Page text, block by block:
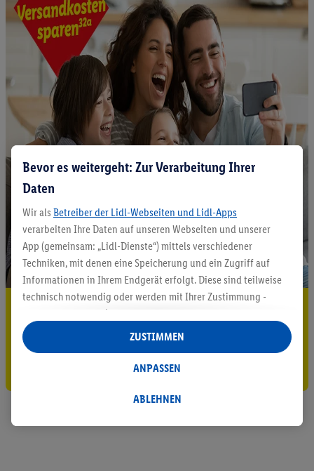
5.95 € Versand sparen³²ᵃ
Jetzt zum Newsletter anmelden
Gutschein sichern!
Bevor es weitergeht: Zur Verarbeitung Ihrer
Daten
Wir als Betreiber der Lidl-Webseiten und Lidl-Apps
verarbeiten Ihre Daten auf unseren Webseiten und unserer
App (gemeinsam: „Lidl-Dienste“) mittels verschiedener
Techniken, mit denen eine Speicherung und ein Zugriff auf
Informationen in Ihrem Endgerät erfolgt. Diese sind teilweise
technisch notwendig oder werden mit Ihrer Zustimmung -
auch durch Partner (u.a.
Verantwortliche; im Zusammenhang mit dem IAB TCF
insgesamt
Statistik-Erstellung oder für personalisierte Werbung
Datenverarbeitungen für personalisierte Werbung werden
ABLEHNEN
ANPASSEN
ZUSTIMMEN